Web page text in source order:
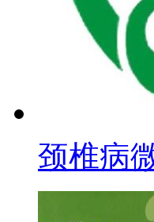
颈椎病